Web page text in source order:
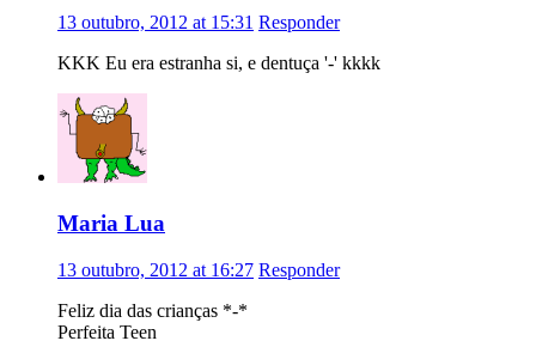
13 outubro, 2012 at 15:31 Responder
KKK Eu era estranha si, e dentuça '-' kkkk
Maria Lua
13 outubro, 2012 at 16:27 Responder
Feliz dia das crianças *-*
Perfeita Teen